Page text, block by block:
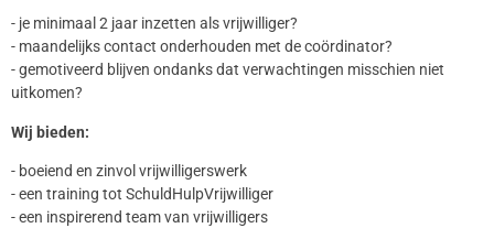
- je minimaal 2 jaar inzetten als vrijwilliger?
- maandelijks contact onderhouden met de coördinator?
- gemotiveerd blijven ondanks dat verwachtingen misschien niet
uitkomen?
Wij bieden:
- boeiend en zinvol vrijwilligerswerk
- een training tot SchuldHulpVrijwilliger
- een inspirerend team van vrijwilligers